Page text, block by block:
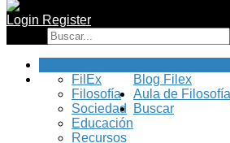
Login Register
Blog Filex
FilEx
Filosofía
Sociedad
Educación
Recursos
Aula de Filosofía
Buscar